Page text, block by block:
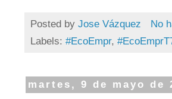
Posted by Jose Vázquez
No
Labels: #EcoEmpr,
martes, 9 de mayo de